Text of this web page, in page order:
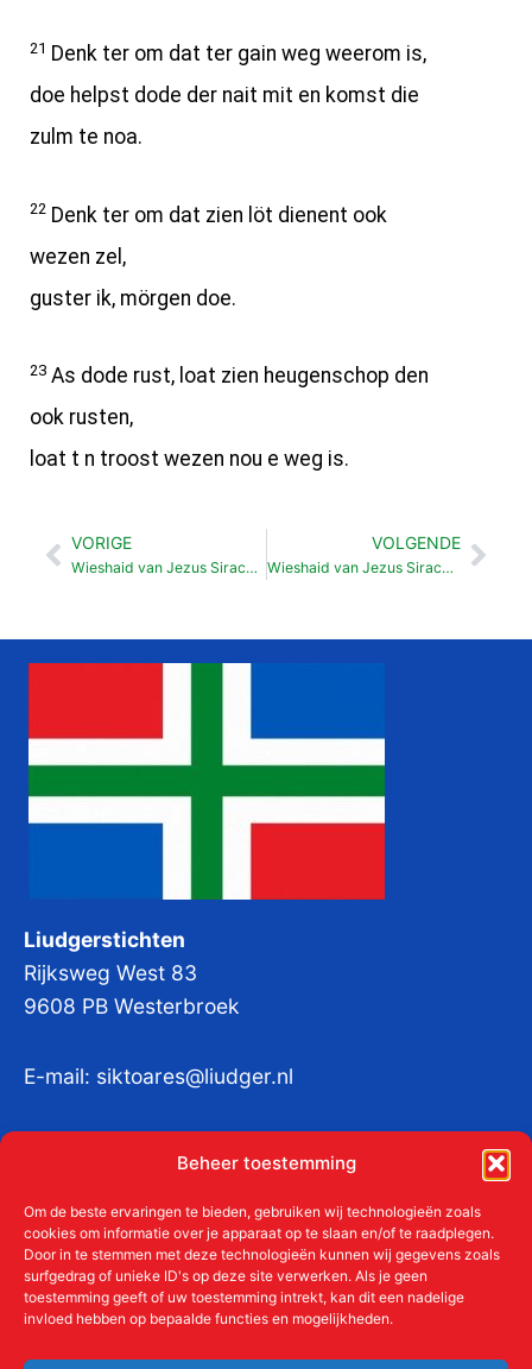
Beheer toestemming
Om de beste ervaringen te bieden, gebruiken wij technologieën zoals
cookies om informatie over je apparaat op te slaan en/of te raadplegen.
Door in te stemmen met deze technologieën kunnen wij gegevens zoals
surfgedrag of unieke ID's op deze site verwerken. Als je geen
toestemming geeft of uw toestemming intrekt, kan dit een nadelige
invloed hebben op bepaalde functies en mogelijkheden.
21 Denk ter om dat ter gain weg weerom is,
doe helpst dode der nait mit en komst die
zulm te noa.
22 Denk ter om dat zien löt dienent ook
wezen zel,
guster ik, mörgen doe.
23 As dode rust, loat zien heugenschop den
ook rusten,
loat t n troost wezen nou e weg is.
Vorige
VORIGE
Wieshaid van Jezus Sirach Gezondhaid (38:1-15)
VOLGENDE
Wieshaid van Jezus Sirach Waarklu en schriftgeleerden (38:24-39:11)
Liudgerstichten
Rijksweg West 83
9608 PB Westerbroek
E-mail: siktoares@liudger.nl
KvKnr:41011712
Meer over de Liudgerstichten